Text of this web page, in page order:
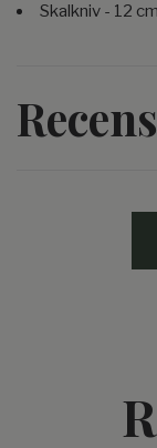
Skalkniv - 12 cm